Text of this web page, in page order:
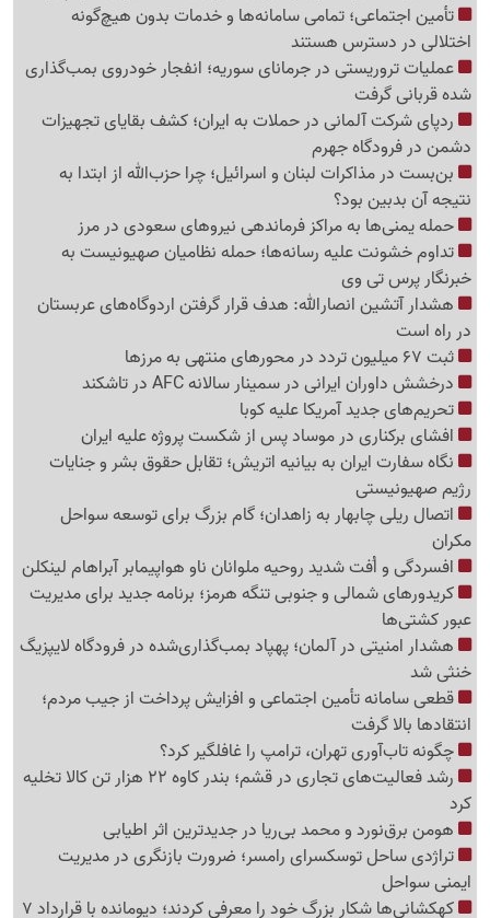
تأمین اجتماعی؛ تمامی سامانه‌ها و خدمات بدون هیچ‌گونه
اختلالی در دسترس هستند
عملیات تروریستی در جرمانای سوریه؛ انفجار خودروی بمب‌گذاری
شده قربانی گرفت
ردپای شرکت آلمانی در حملات به ایران؛ کشف بقایای تجهیزات
دشمن در فرودگاه جهرم
بن‌بست در مذاکرات لبنان و اسرائیل؛ چرا حزب‌الله از ابتدا به
نتیجه آن بدبین بود؟
حمله یمنی‌ها به مراکز فرماندهی نیروهای سعودی در مرز
تداوم خشونت علیه رسانه‌ها؛ حمله نظامیان صهیونیست به
خبرنگار پرس تی وی
هشدار آتشین انصارالله: هدف قرار گرفتن اردوگاه‌های عربستان
در راه است
ثبت 67 میلیون تردد در محورهای منتهی به مرزها
درخشش داوران ایرانی در سمینار سالانه AFC در تاشکند
تحریم‌های جدید آمریکا علیه کوبا
افشای برکناری در موساد پس از شکست پروژه علیه ایران
نگاه سفارت ایران به بیانیه اتریش؛ تقابل حقوق بشر و جنایات
رژیم صهیونیستی
اتصال ریلی چابهار به زاهدان؛ گام بزرگ برای توسعه سواحل
مکران
افسردگی و اُفت شدید روحیه ملوانان ناو هواپیمابر آبراهام لینکلن
کریدورهای شمالی و جنوبی تنگه هرمز؛ برنامه جدید برای مدیریت
عبور کشتی‌ها
هشدار امنیتی در آلمان؛ پهپاد بمب‌گذاری‌شده در فرودگاه لایپزیگ
خنثی شد
قطعی سامانه تأمین اجتماعی و افزایش پرداخت از جیب مردم؛
انتقادها بالا گرفت
چگونه تاب‌آوری تهران، ترامپ را غافلگیر کرد؟
رشد فعالیت‌های تجاری در قشم؛ بندر کاوه 22 هزار تن کالا تخلیه
کرد
هومن برق‌نورد و محمد بی‌ریا در جدیدترین اثر اطیابی
تراژدی ساحل توسکسرای رامسر؛ ضرورت بازنگری در مدیریت
ایمنی سواحل
کهکشانی‌ها شکار بزرگ خود را معرفی کردند؛ دیومانده با قرارداد 7